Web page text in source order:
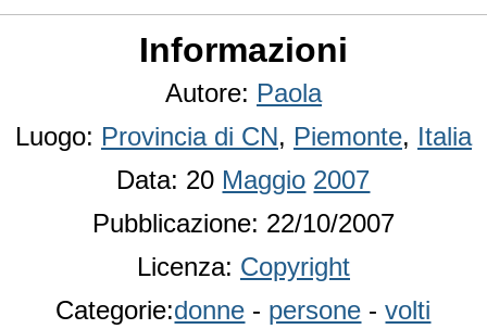
Informazioni
Autore: Paola
Luogo: Provincia di CN, Piemonte, Italia
Data: 20 Maggio 2007
Pubblicazione: 22/10/2007
Licenza: Copyright
Categorie:donne - persone -volti